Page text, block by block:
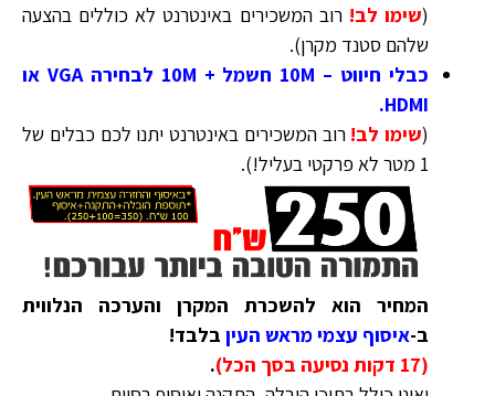
(שימו לב! רוב המשכירים באינטרנט לא כוללים בהצעה
שלהם סטנד מקרן)
.
כבלי חיווט – 10M חשמל + 10M לבחירה VGA או
HDMI.
(שימו לב! רוב המשכירים באינטרנט יתנו לכם כבלים של
1 מטר לא פרקטי בעליל!
)
.
המחיר הוא להשכרת המקרן והערכה הנלווית
ב-איסוף עצמי מראש העין בלבד!
(17 דקות נסיעה בסך הכל)
.